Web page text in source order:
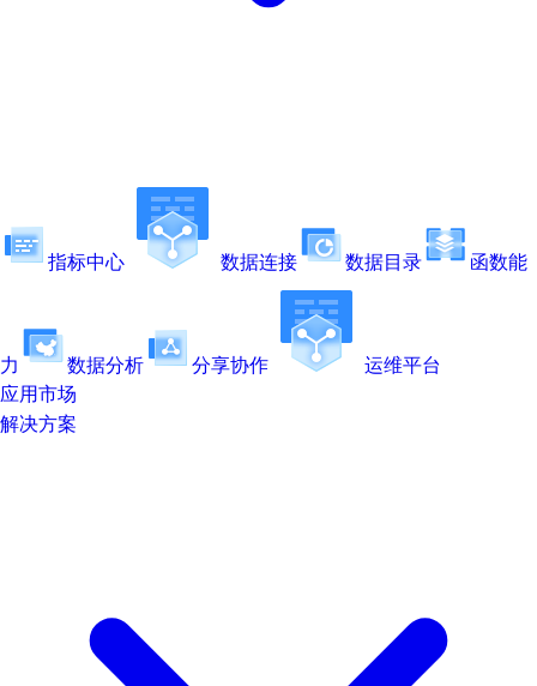
指标中心 数据连接 数据目录 函数能
力 数据分析 分享协作 运维平台
应用市场
解决方案